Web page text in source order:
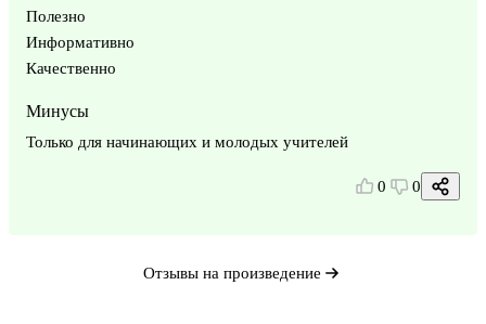
Полезно
Информативно
Качественно
Минусы
Только для начинающих и молодых учителей
0 0
Отзывы на произведение